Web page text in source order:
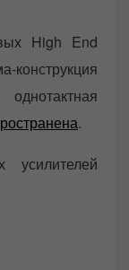
High End
.
усилителей